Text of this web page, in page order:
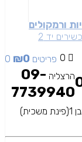
ורמקולים
יד 2
0 0 פריטים ₪0
הרצליה 09-
7739940